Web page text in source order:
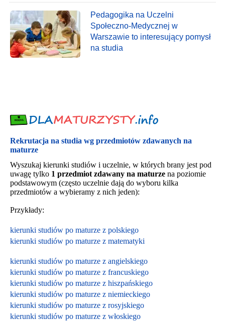
Pedagogika na Uczelni
Społeczno-Medycznej w
Warszawie to interesujący pomysł
na studia
Rekrutacja na studia wg przedmiotów zdawanych na
maturze
Wyszukaj kierunki studiów i uczelnie, w których brany jest pod
uwagę tylko 1 przedmiot zdawany na maturze na poziomie
podstawowym (często uczelnie dają do wyboru kilka
przedmiotów a wybieramy z nich jeden):
Przykłady:
kierunki studiów po maturze z polskiego
kierunki studiów po maturze z matematyki
kierunki studiów po maturze z angielskiego
kierunki studiów po maturze z francuskiego
kierunki studiów po maturze z hiszpańskiego
kierunki studiów po maturze z niemieckiego
kierunki studiów po maturze z rosyjskiego
kierunki studiów po maturze z włoskiego